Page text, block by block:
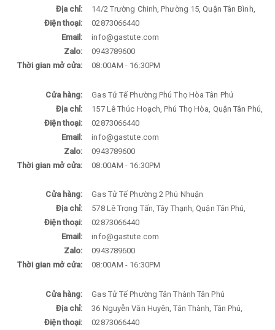
Địa chỉ:
14/2 Trường Chinh, Phường 15, Quận Tân Bình,
Điện thoại:
02873066440
Email:
info@gastute.com
Zalo:
0943789600
Thời gian mở cửa:
08:00AM - 16:30PM
Cửa hàng:
Gas Tử Tế Phường Phú Thọ Hòa Tân Phú
Địa chỉ:
157 Lê Thúc Hoạch, Phú Thọ Hòa, Quận Tân Phú,
Điện thoại:
02873066440
Email:
info@gastute.com
Zalo:
0943789600
Thời gian mở cửa:
08:00AM - 16:30PM
Cửa hàng:
Gas Tử Tế Phường 2 Phú Nhuận
Địa chỉ:
578 Lê Trọng Tấn, Tây Thạnh, Quận Tân Phú,
Điện thoại:
02873066440
Email:
info@gastute.com
Zalo:
0943789600
Thời gian mở cửa:
08:00AM - 16:30PM
Cửa hàng:
Gas Tử Tế Phường Tân Thành Tân Phú
Địa chỉ:
36 Nguyễn Văn Huyên, Tân Thành, Tân Phú,
Điện thoại:
02873066440